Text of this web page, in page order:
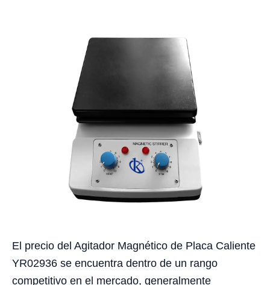
El precio del Agitador Magnético de Placa Caliente
YR02936 se encuentra dentro de un rango
competitivo en el mercado, generalmente